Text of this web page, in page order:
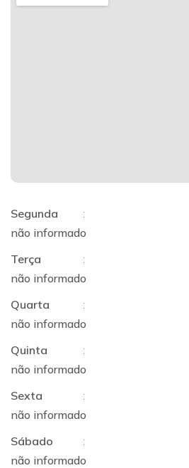
Segunda
:
não informado
Terça
:
não informado
Quarta
:
não informado
Quinta
:
não informado
Sexta
:
não informado
Sábado
:
não informado